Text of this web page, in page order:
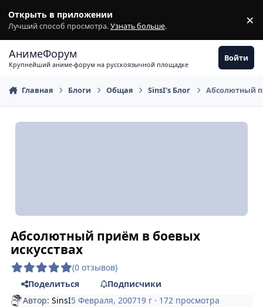
Открыть в приложении
Лучший способ просмотра.Узнать больше. ×
АнимеФорум
Крупнейший аниме-форум на русскоязычной площадке
Войти
Главная Блоги Общая SinsI's Блог Абсолютный
Абсолютный приём в боевых
искусствах
(0 отзывов)
Поделиться
Подписчики
Автор:SinsI5 Февраля, 200719 г · 172 просмотра